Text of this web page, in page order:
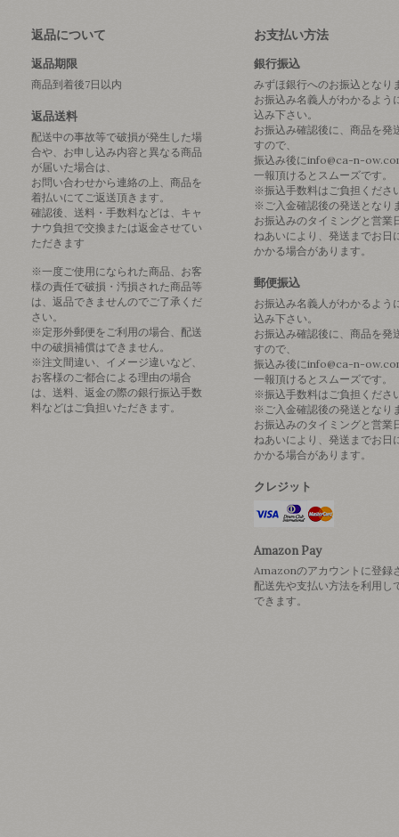
返品について
返品期限
商品到着後7日以内
返品送料
配送中の事故等で破損が発生した場
合や、お申し込み内容と異なる商品
が届いた場合は、
お問い合わせから連絡の上、商品を
着払いにてご返送頂きます。
確認後、送料・手数料などは、キャ
ナウ負担で交換または返金させてい
ただきます
※一度ご使用になられた商品、お客
様の責任で破損・汚損された商品等
は、返品できませんのでご了承くだ
さい。
※定形外郵便をご利用の場合、配送
中の破損補償はできません。
※注文間違い、イメージ違いなど、
お客様のご都合による理由の場合
は、送料、返金の際の銀行振込手数
料などはご負担いただきます。
お支払い方法
銀行振込
みずほ銀行へのお振込となり
お振込み名義人がわかるよう
込み下さい。
お振込み確認後に、商品を発
すので、
振込み後にinfo@ca-n-
一報頂けるとスムーズです。
※振込手数料はご負担くださ
※ご入金確認後の発送となり
お振込みのタイミングと営業
ねあいにより、発送までお日
かかる場合があります。
郵便振込
お振込み名義人がわかるよう
込み下さい。
お振込み確認後に、商品を発
すので、
振込み後にinfo@ca-n-
一報頂けるとスムーズです。
※振込手数料はご負担くださ
※ご入金確認後の発送となり
お振込みのタイミングと営業
ねあいにより、発送までお日
かかる場合があります。
クレジット
Amazon Pay
Amazonのアカウントに登録
配送先や支払い方法を利用し
できます。